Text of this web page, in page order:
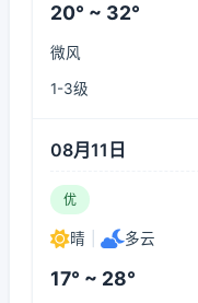
20° ~ 32°
微风
1-3级
08月11日
优
晴 多云
17° ~ 28°